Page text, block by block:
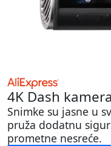
4K Dash
Snimke su jasne u
pruža dodatnu
prometne nesreće.